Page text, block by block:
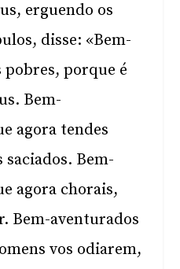
erguendo os
disse: «Bem-
pobres, porque é
Bem-
agora tendes
Bem-
agora chorais,
Bem-aventurados
vos odiarem,